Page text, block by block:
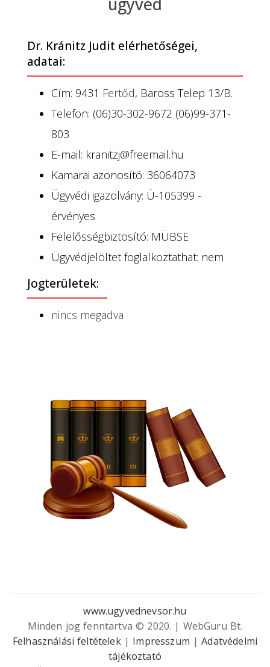
Dr. Kránitz Judit elérhetőségei,
adatai:
Cím: 9431 Fertőd, Baross Telep 13/B.
Telefon: (06)30-302-9672 (06)99-371-
803
E-mail: kranitzj@freemail.hu
Kamarai azonosító: 36064073
Ügyvédi igazolvány: Ü-105399 -
érvényes
Felelősségbiztosító: MÜBSE
Ügyvédjelöltet foglalkoztathat: nem
Jogterületek:
nincs megadva
www.ugyvednevsor.hu
Minden jog fenntartva © 2020. | WebGuru Bt.
Felhasználási feltételek| Impresszum |Adatvédelmi
tájékoztató